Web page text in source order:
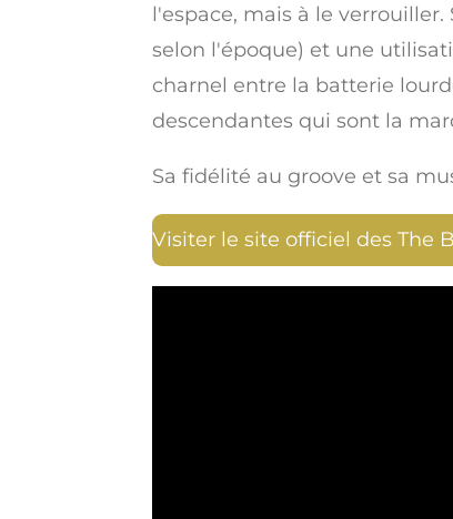
l'espace, mais à le
selon l'époque) et une
charnel entre la batterie
descendantes qui sont la
Sa fidélité au groove et sa
Visiter le site officiel des The